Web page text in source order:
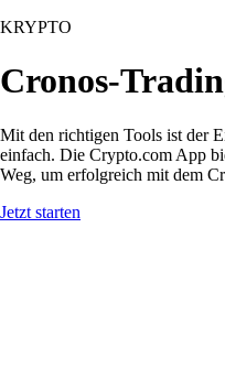
KRYPTO
Cronos-
Mit den richtigen Tools ist der
einfach. Die Crypto.com App
Weg, um erfolgreich mit dem
Jetzt starten